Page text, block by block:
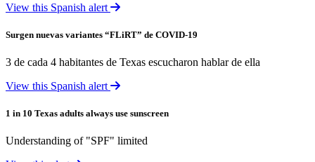
View this Spanish alert
Surgen nuevas variantes “FLiRT” de COVID-19
3 de cada 4 habitantes de Texas escucharon hablar de ella
View this Spanish alert
1 in 10 Texas adults always use sunscreen
Understanding of "SPF" limited